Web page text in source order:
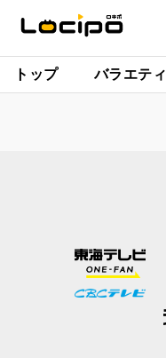
トップ バラエティ